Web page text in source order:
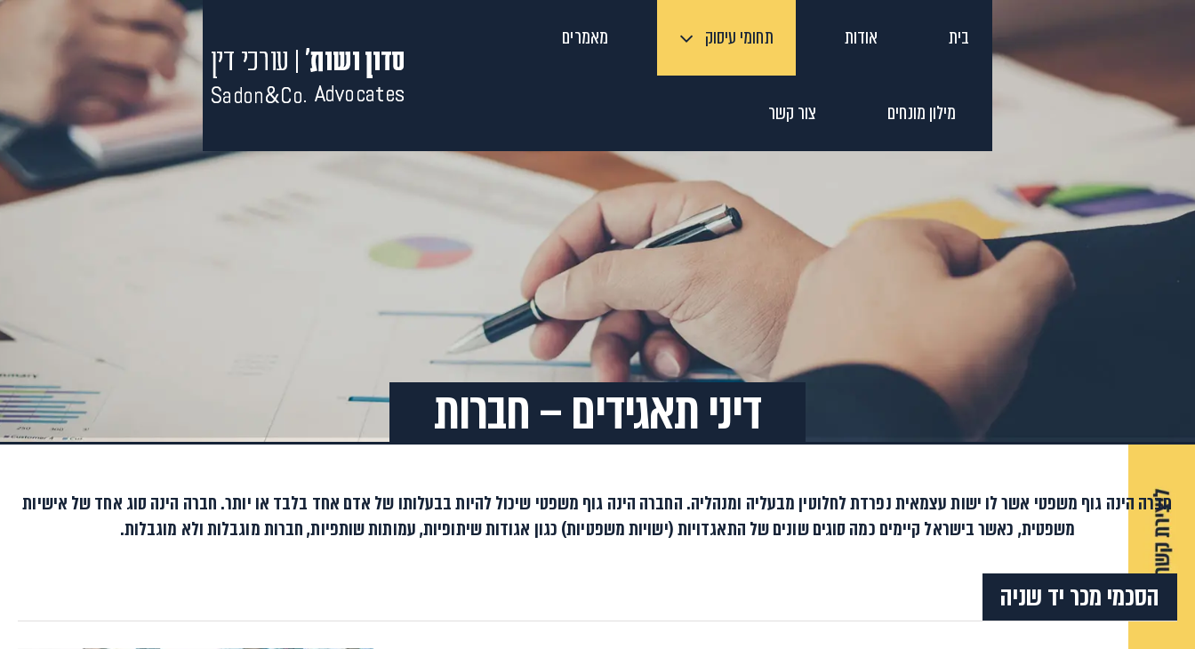
בית אודות תחומי עיסוק מאמרים
מילון מונחים צור קשר
דיני תאגידים – חברות
חברה הינה גוף משפטי אשר לו ישות עצמאית נפרדת לחלוטין מבעליה ומנהליה. החברה הינה גוף משפטי שיכול להיות בבעלותו של אדם אחד בלבד או יותר. חברה הינה סוג אחד של אישיות
משפטית, כאשר בישראל קיימים כמה סוגים שונים של התאגדויות (ישויות משפטיות) כגון אגודות שיתופיות, עמותות שותפיות, חברות מוגבלות ולא מוגבלות.
הסכמי מכר יד שניה